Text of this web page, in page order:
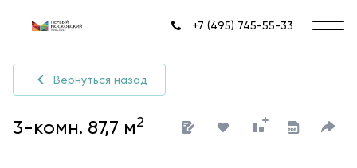
+7 (495) 745-55-33
Вернуться назад
3-комн. 87,7 м2